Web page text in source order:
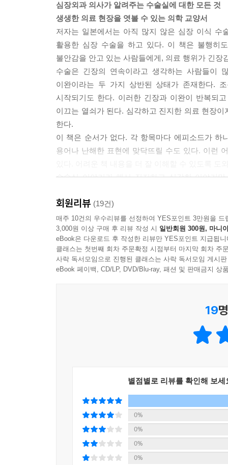
으로 자를 때는 뼈의 찌꺼기가 나온다. 그러한 작
가 많으면 제거하거나 몸을 세척하지만, 많지 않
--- 「055_뼈를 자를 때 나온 찌꺼기는 어떻게 하나
심장이 제 기능을 하지 못하는 경우, 심장의 움직
디까지나 심장의 움직임을 보조하는 역할을 하기
고 인공 심장으로 교체하는 수술을 하기도 한다.
--- 「086_기계로 만든 심장이 있나요」
수술에서 혈관과 장기를 연결할 때 사용한 실은
큰일이 날 수도 있다. 수술이 끝나고 시간이 어느
계속 남는다.
입을 통해 감염되는 경우가 많다. 한 번 걸리면 낫
--- 「157_의학의 발전으로 없어진 병이 있나요?」
심장외과 의사가 알려주는 수술실에 대한 모든 것
생생한 의료 현장을 엿볼 수 있는 의학 교양서
저자는 일본에서는 아직 많지 않은 심장 이식 수
활용한 심장 수술을 하고 있다. 이 책은 불행히
불안감을 안고 있는 사람들에게, 의료 행위가 긴
수술은 긴장의 연속이라고 생각하는 사람들이
이완이라는 두 가지 상반된 상태가 존재한다.
시작되기도 한다. 이러한 긴장과 이완이 반복되
이끄는 열쇠가 된다. 심각하고 진지한 의료 현장
한다.
이 책은 순서가 없다. 각 항목마다 에피소드가 하
용어나 난해한 표현에 맞닥뜨릴 수도 있다. 이런
수술실 이야기라 해서 진지하고 심각한 이야기
회원리뷰 (19건)
매주 10건의 우수리뷰를 선정하여 YES포인트 3만원을 드
3,000원 이상 구매 후 리뷰 작성 시 일반회원 300원, 마니
eBook은 다운로드 후 작성한 리뷰만 YES포인트 지급됩니
클래스는 첫번째 회차 주문확정 시점부터 마지막 회차 주
사락 독서모임으로 진행된 클래스는 사락 독서모임 게시
eBook 페이백, CD/LP, DVD/Blu-ray, 패션 및 판매금지 상
19
별점별로 리뷰를 확인해 보세
0%
0%
0%
0%